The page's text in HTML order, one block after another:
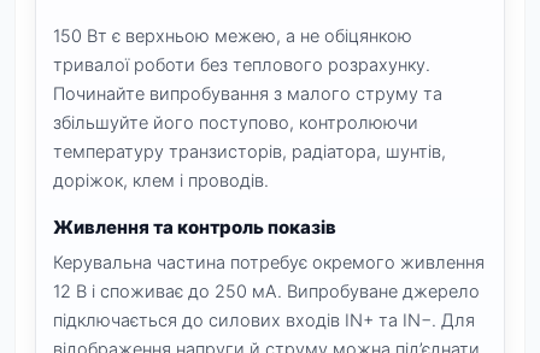
150 Вт є верхньою межею, а не обіцянкою
тривалої роботи без теплового розрахунку.
Починайте випробування з малого струму та
збільшуйте його поступово, контролюючи
температуру транзисторів, радіатора, шунтів,
доріжок, клем і проводів.
Живлення та контроль показів
Керувальна частина потребує окремого живлення
12 В і споживає до 250 мА. Випробуване джерело
підключається до силових входів IN+ та IN−. Для